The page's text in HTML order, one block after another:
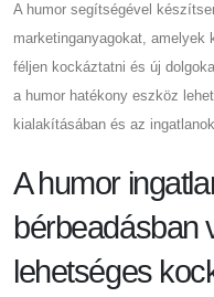
A humor segítségével
marketinganyagokat, amelyek
féljen kockáztatni és új
a humor hatékony eszköz
kialakításában és az
A humor
bérbeadásban
lehetséges